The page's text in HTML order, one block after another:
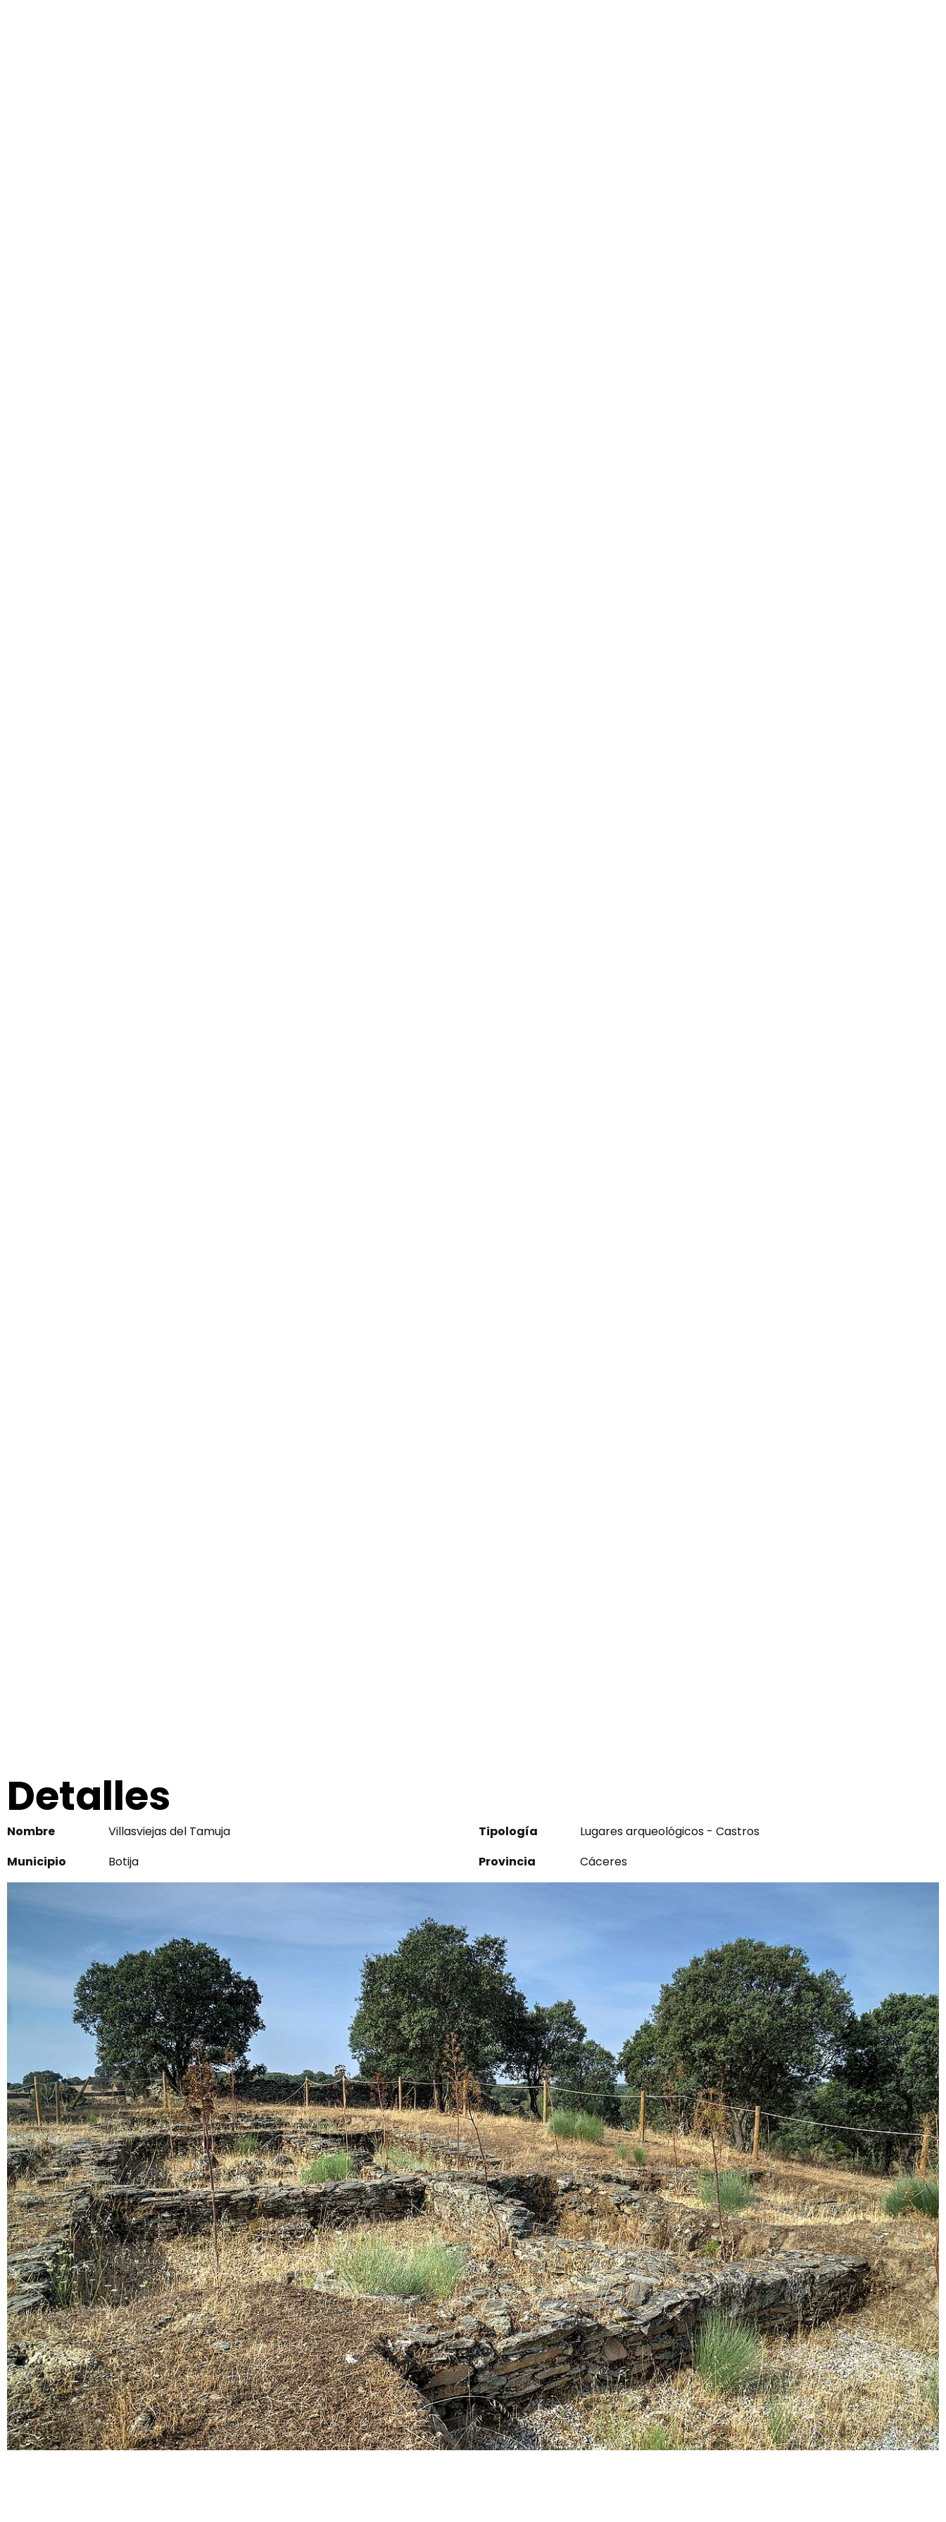
Detalles
Nombre Villasviejas del Tamuja Tipología
Lugares arqueológicos - Castros
Provincia
Cáceres
Municipio Botija